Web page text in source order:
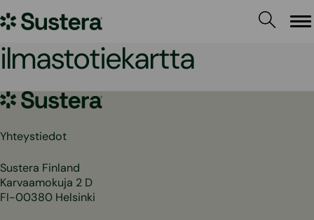
sisältöön
Sustera
ilmastotiekartta
Sustera
Yhteystiedot
Sustera Finland
Karvaamokuja 2 D
FI-00380 Helsinki